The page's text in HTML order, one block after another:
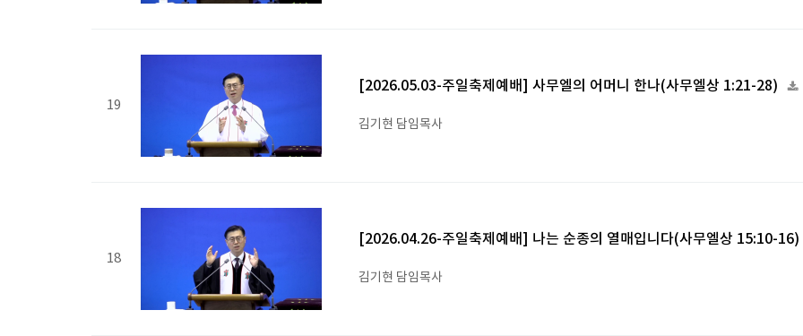
19
[2026.05.03-주일축제예배] 사무엘의 어머니 한나(사무엘상 1:21-28)
김기현 담임목사
18
[2026.04.26-주일축제예배] 나는 순종의 열매입니다(사무엘상 15:10-16)
김기현 담임목사